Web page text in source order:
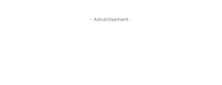
- Advertisement -